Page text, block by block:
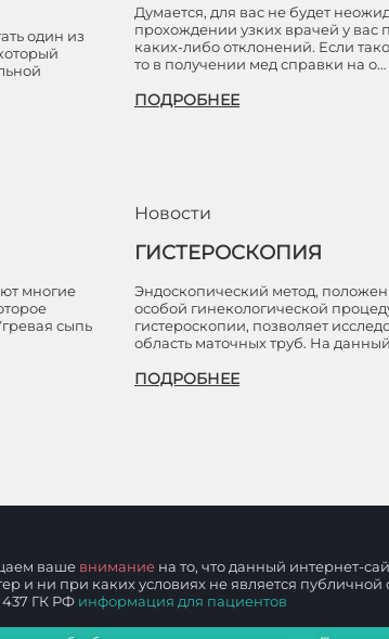
один из
Думается, для вас не будет
прохождении узких врачей у вас
каких-либо отклонений. Если
то в получении мед справки на о…
ПОДРОБНЕЕ
многие
сыпь
Новости
ГИСТЕРОСКОПИЯ
Эндоскопический метод,
особой гинекологической
гистероскопии, позволяет
область маточных труб. На
ПОДРОБНЕЕ
ваше внимание на то, что данный интернет-
и ни при каких условиях не является
437 ГК РФ информация для пациентов